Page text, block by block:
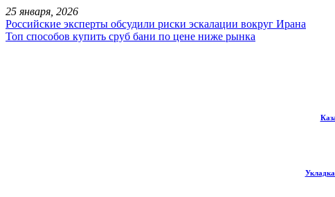
25 января, 2026
Российские эксперты обсудили риски эскалации вокруг Ирана
Топ способов купить сруб бани по цене ниже рынка